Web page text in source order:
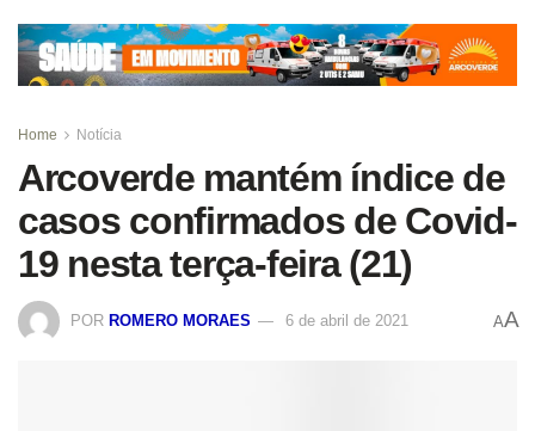
Home Notícia
Arcoverde mantém índice de
casos confirmados de Covid-
19 nesta terça-feira (21)
POR ROMERO MORAES 6 de abril de 2021 AA